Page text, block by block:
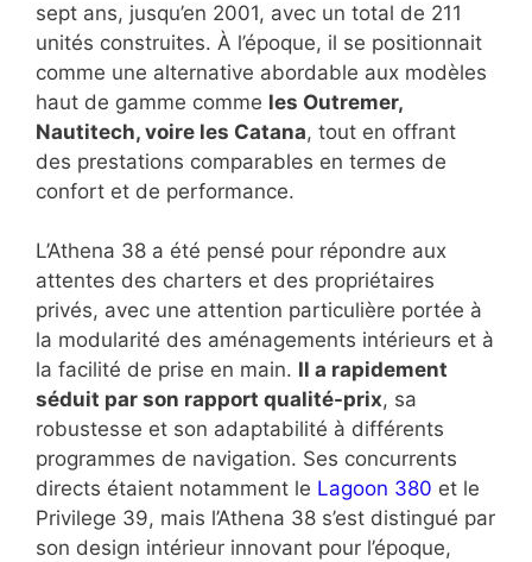
sept ans, jusqu’en 2001, avec un total de 211
unités construites. À l’époque, il se positionnait
comme une alternative abordable aux modèles
haut de gamme comme les Outremer,
Nautitech, voire les Catana, tout en offrant
des prestations comparables en termes de
confort et de performance.
L’Athena 38 a été pensé pour répondre aux
attentes des charters et des propriétaires
privés, avec une attention particulière portée à
la modularité des aménagements intérieurs et à
la facilité de prise en main. Il a rapidement
séduit par son rapport qualité-prix, sa
robustesse et son adaptabilité à différents
programmes de navigation. Ses concurrents
directs étaient notamment le Lagoon 380 et le
Privilege 39, mais l’Athena 38 s’est distingué par
son design intérieur innovant pour l’époque,